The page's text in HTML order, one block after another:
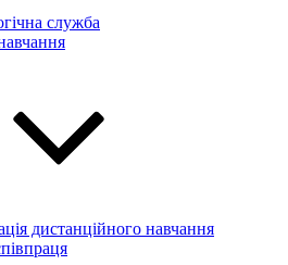
служба
дистанційного навчання